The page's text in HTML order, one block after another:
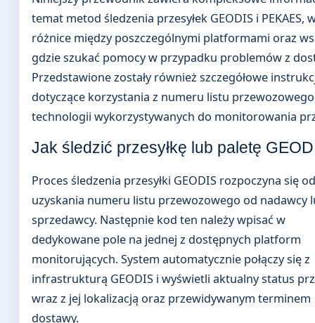
temat metod śledzenia przesyłek GEODIS i PEKAES,
różnice między poszczególnymi platformami oraz
gdzie szukać pomocy w przypadku problemów z
Przedstawione zostały również szczegółowe
dotyczące korzystania z numeru listu
technologii wykorzystywanych do monitorowania
Jak śledzić przesyłkę lub paletę
Proces śledzenia przesyłki GEODIS rozpoczyna się od
uzyskania numeru listu przewozowego od nadawcy
sprzedawcy. Następnie kod ten należy wpisać w
dedykowane pole na jednej z dostępnych platform
monitorujących. System automatycznie połączy się z
infrastrukturą GEODIS i wyświetli aktualny status
wraz z jej lokalizacją oraz przewidywanym terminem
dostawy.